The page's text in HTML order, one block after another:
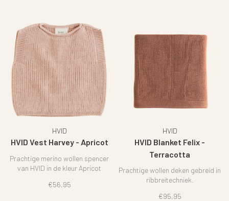
HVID
HVID Vest Harvey - Apricot
Prachtige merino wollen spencer
van HVID in de kleur Apricot
€56,95
HVID
HVID Blanket Felix -
Terracotta
Prachtige wollen deken gebreid in
ribbreitechniek.
€95,95